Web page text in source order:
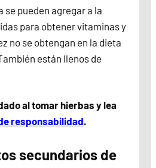
se pueden agregar a la
para obtener vitaminas y
no se obtengan en la dieta
están llenos de
al tomar hierbas y lea
responsabilidad.
secundarios de